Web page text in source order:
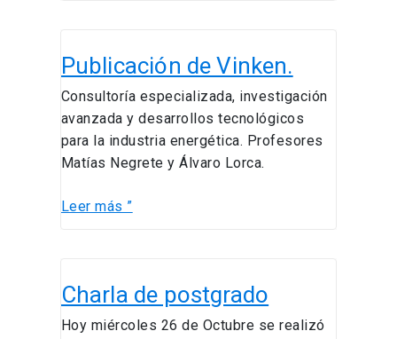
Publicación de Vinken.
Consultoría especializada, investigación
avanzada y desarrollos tecnológicos
para la industria energética. Profesores
Matías Negrete y Álvaro Lorca.
de
Leer más ”
Charla de postgrado
Hoy miércoles 26 de Octubre se realizó
de